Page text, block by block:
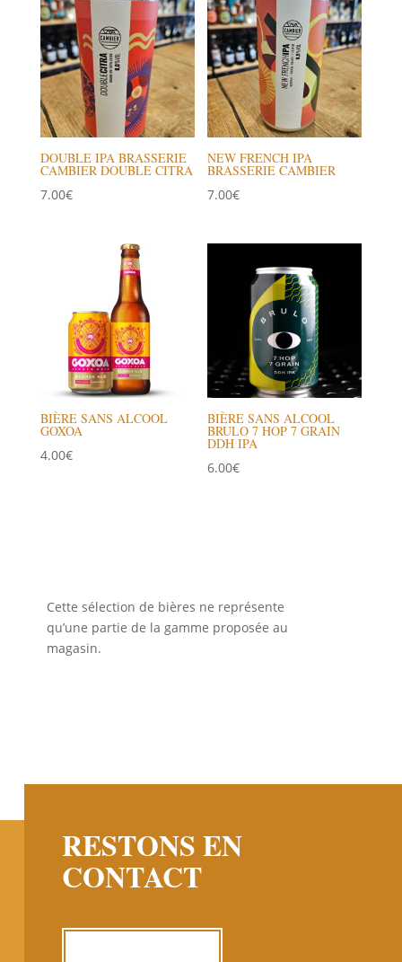
DOUBLE IPA BRASSERIE
CAMBIER DOUBLE CITRA
7.00€
NEW FRENCH IPA
BRASSERIE CAMBIER
7.00€
BIÈRE SANS ALCOOL
GOXOA
4.00€
BIÈRE SANS ALCOOL
BRULO 7 HOP 7 GRAIN
DDH IPA
6.00€
Cette sélection de bières ne représente
qu’une partie de la gamme proposée au
magasin.
RESTONS EN
CONTACT